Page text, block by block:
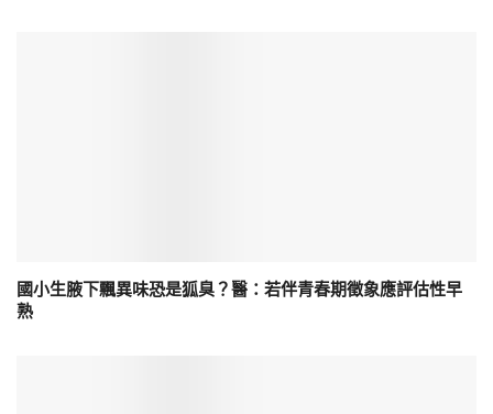
國小生腋下飄異味恐是狐臭？醫：若伴青春期徵象應評估性早
熟